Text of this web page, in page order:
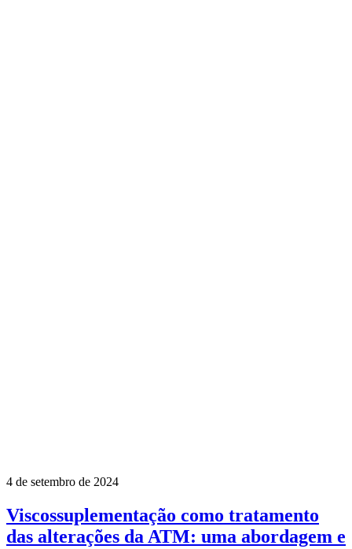
4 de setembro de 2024
Viscossuplementação como tratamento
das alterações da ATM: uma abordagem e